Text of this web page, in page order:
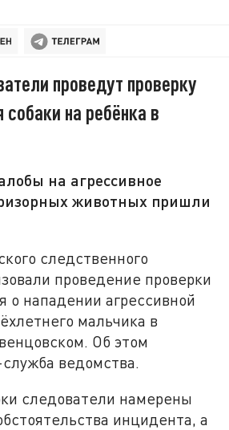
проведут проверку
собаки на ребёнка в
на агрессивное
животных пришли
следственного
проведение проверки
о нападении агрессивной
мальчика в
Об этом
ведомства.
следователи намерены
инцидента, а